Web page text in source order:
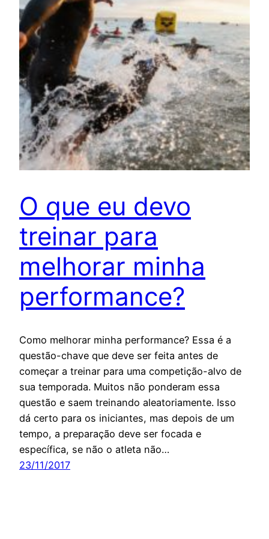
O que eu devo
treinar para
melhorar minha
performance?
Como melhorar minha performance? Essa é a
questão-chave que deve ser feita antes de
começar a treinar para uma competição-alvo de
sua temporada. Muitos não ponderam essa
questão e saem treinando aleatoriamente. Isso
dá certo para os iniciantes, mas depois de um
tempo, a preparação deve ser focada e
específica, se não o atleta não…
23/11/2017